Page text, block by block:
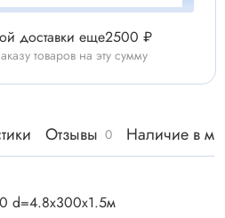
доставки еще2500 ₽
товаров на эту сумму
Отзывы 0 Наличие в
d=4.8x300x1.5м